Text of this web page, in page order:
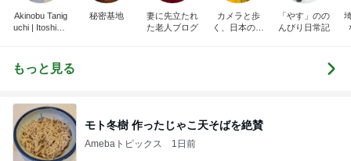
Akinobu Tanig
uchi | Itoshima
秘密基地
妻に先立たれ
た老人ブログ
カメラと歩
く、日本の風
「やす」のの
んびり日常記
もっと見る
モト冬樹 作ったじゃこ天そばを絶賛
Amebaトピックス 1日前